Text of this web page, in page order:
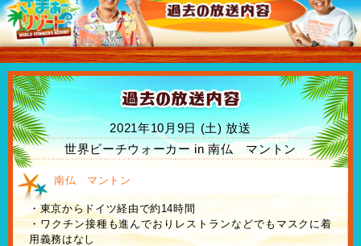
2021年10月9日 (土) 放送
世界ビーチウォーカー in 南仏 マントン
南仏 マントン
・東京からドイツ経由で約14時間
・ワクチン接種も進んでおりレストランなどでもマスクに着
用義務はなし